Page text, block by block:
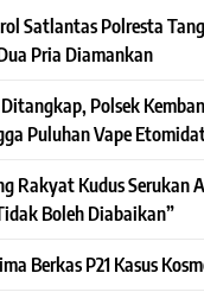
Satlantas Polresta
Pria Diamankan
Polsek
Puluhan Vape
Rakyat Kudus Serukan
Boleh Diabaikan”
Berkas P21 Kasus